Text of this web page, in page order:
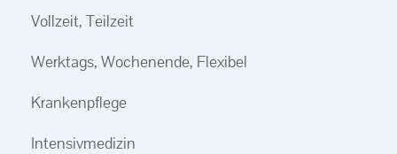
Vollzeit, Teilzeit
Werktags, Wochenende, Flexibel
Krankenpflege
Intensivmedizin